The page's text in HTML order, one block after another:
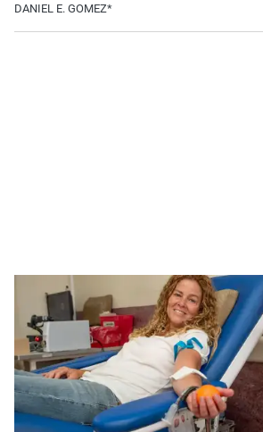
DANIEL E. GOMEZ*